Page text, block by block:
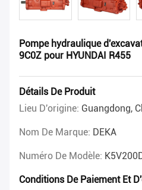
Pompe hydraulique
9C0Z pour HYUNDAI R455
Détails De Produit
Lieu D'origine: Guangdong,
Nom De Marque: DEKA
Numéro De Modèle:
Conditions De Paiement Et